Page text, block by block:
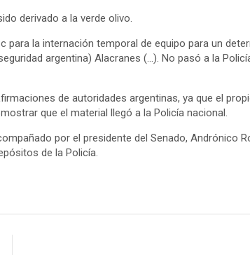
derivado a la verde olivo.
para la internación temporal de equipo para un
argentina) Alacranes (…). No pasó a la
de autoridades argentinas, ya que el
que el material llegó a la Policía nacional.
por el presidente del Senado, Andrónico
de la Policía.